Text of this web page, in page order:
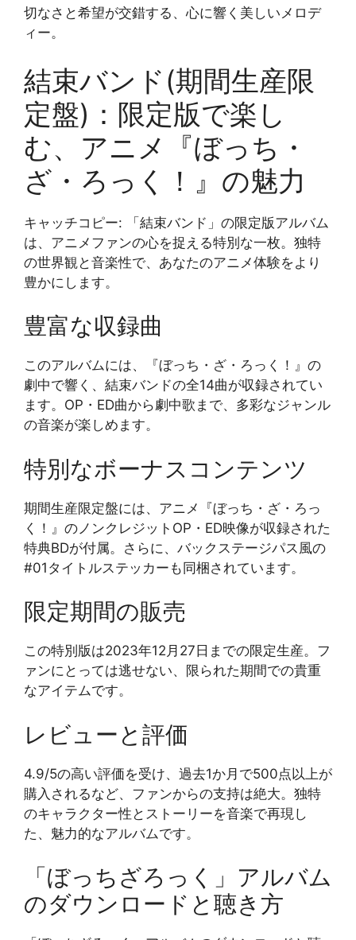
切なさと希望が交錯する、心に響く美しいメロデ
ィー。
結束バンド(期間生産限
定盤)：限定版で楽し
む、アニメ『ぼっち・
ざ・ろっく！』の魅力
キャッチコピー: 「結束バンド」の限定版アルバム
は、アニメファンの心を捉える特別な一枚。独特
の世界観と音楽性で、あなたのアニメ体験をより
豊かにします。
豊富な収録曲
このアルバムには、『ぼっち・ざ・ろっく！』の
劇中で響く、結束バンドの全14曲が収録されてい
ます。OP・ED曲から劇中歌まで、多彩なジャンル
の音楽が楽しめます。
特別なボーナスコンテンツ
期間生産限定盤には、アニメ『ぼっち・ざ・ろっ
く！』のノンクレジットOP・ED映像が収録された
特典BDが付属。さらに、バックステージパス風の
#01タイトルステッカーも同梱されています。
限定期間の販売
この特別版は2023年12月27日までの限定生産。フ
ァンにとっては逃せない、限られた期間での貴重
なアイテムです。
レビューと評価
4.9/5の高い評価を受け、過去1か月で500点以上が
購入されるなど、ファンからの支持は絶大。独特
のキャラクター性とストーリーを音楽で再現し
た、魅力的なアルバムです。
「ぼっちざろっく」アルバム
のダウンロードと聴き方